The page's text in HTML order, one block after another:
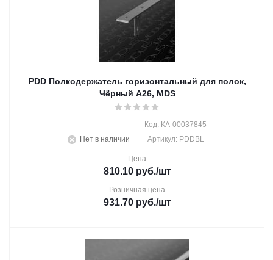
PDD Полкодержатель горизонтальный для полок,
Чёрный A26, MDS
Нет в наличии
Код: КА-00037845
Артикул: PDDBL
Цена
810.10руб./шт
Розничная цена
931.70руб./шт